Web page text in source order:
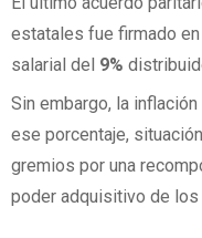
estatales fue firmado
salarial del 9%
Sin embargo, la
ese porcentaje,
gremios por una
poder adquisitivo de los